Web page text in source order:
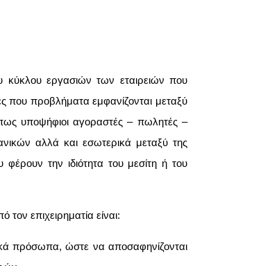
κύκλου εργασιών των εταιρειών που
που προβλήματα εμφανίζονται μεταξύ
υποψήφιοι αγοραστές – πωλητές –
αλλά και εσωτερικά μεταξύ της
την ιδιότητα του μεσίτη ή του
επιχειρηματία είναι:
πρόσωπα, ώστε να αποσαφηνίζονται